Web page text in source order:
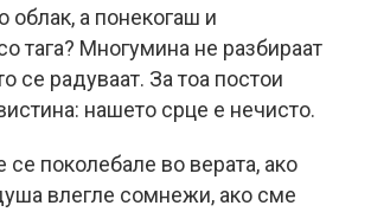
облак, а понекогаш и
тага? Многумина не разбираат
се радуваат. За тоа постои
нашето срце е нечисто.
се поколебале во верата, ако
влегле сомнежи, ако сме